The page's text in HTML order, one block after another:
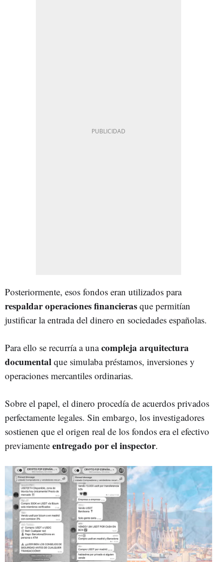
Posteriormente, esos fondos eran utilizados para
respaldar operaciones financieras que permitían
justificar la entrada del dinero en sociedades españolas.
Para ello se recurría a unacompleja arquitectura
documental que simulaba préstamos, inversiones y
operaciones mercantiles ordinarias.
Sobre el papel, el dinero procedía de acuerdos privados
perfectamente legales. Sin embargo, los investigadores
sostienen que el origen real de los fondos era el efectivo
previamente entregado por el inspector.